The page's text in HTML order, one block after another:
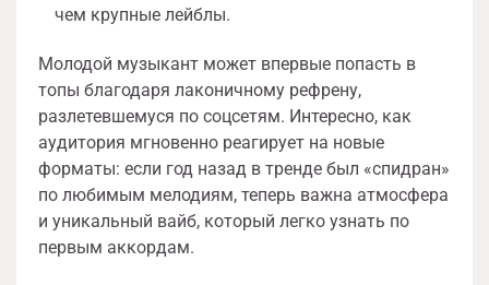
чем крупные лейблы.
Молодой музыкант может впервые попасть в
топы благодаря лаконичному рефрену,
разлетевшемуся по соцсетям. Интересно, как
аудитория мгновенно реагирует на новые
форматы: если год назад в тренде был «спидран»
по любимым мелодиям, теперь важна атмосфера
и уникальный вайб, который легко узнать по
первым аккордам.